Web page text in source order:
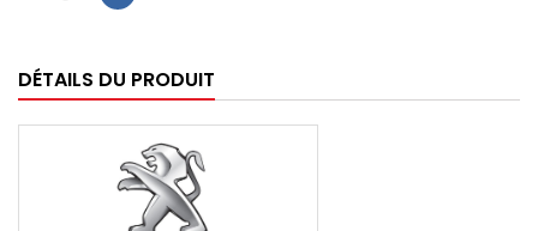
DÉTAILS DU PRODUIT